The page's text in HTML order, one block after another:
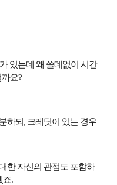
있는데 왜 쓸데없이 시간
까요?
하되 , 크레딧이 있는 경우
한 자신의 관점도 포함하
죠.